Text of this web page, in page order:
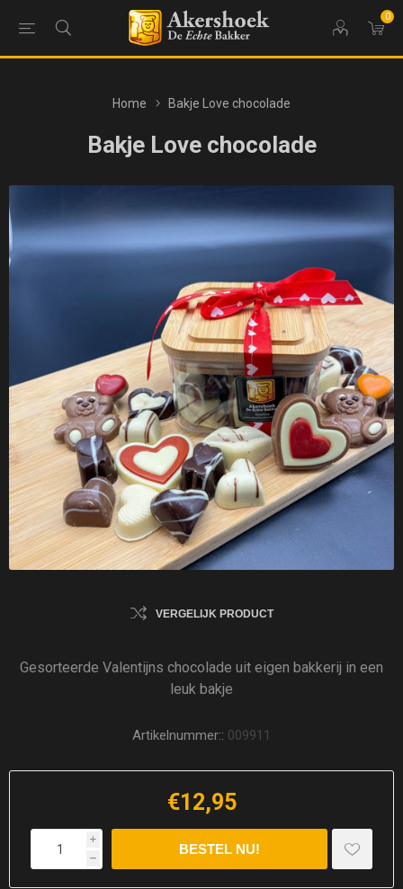
0
Home Bakje Love chocolade
Bakje Love chocolade
VERGELIJK PRODUCT
Gesorteerde Valentijns chocolade uit eigen bakkerij in een
leuk bakje
Artikelnummer:: 009911
€12,95
i
h